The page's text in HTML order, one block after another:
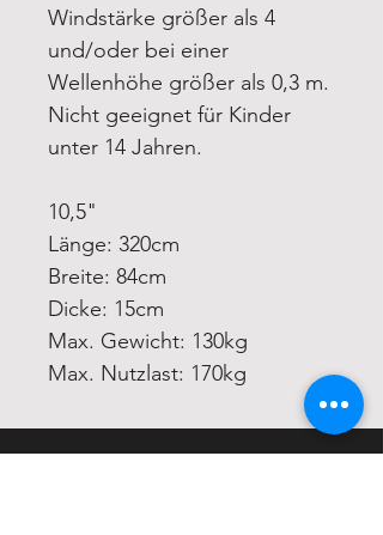
Windstärke größer als 4
und/oder bei einer
Wellenhöhe größer als 0,3 m.
Nicht geeignet für Kinder
unter 14 Jahren.
10,5"
Länge: 320cm
Breite: 84cm
Dicke: 15cm
Max. Gewicht: 130kg
Max. Nutzlast: 170kg